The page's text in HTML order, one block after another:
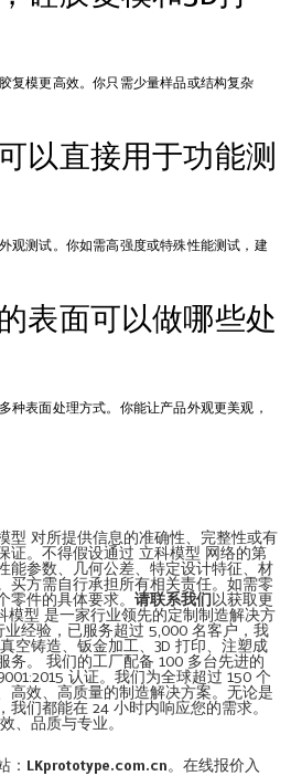
复模更高效。你只需少量样品或结构复杂
以直接用于功能测
观测试。你如需高强度或特殊性能测试，建
表面可以做哪些处
种表面处理方式。你能让产品外观更美观，
型 对所提供信息的准确性、完整性或有
证。不得假设通过 立科模型 网络的第
能参数、几何公差、特定设计特征、材
买方需自行承担所有相关责任。如需零
件的具体要求。 请联系我们以获取更
模型 是一家行业领先的定制制造解决方
经验，已服务超过 5,000 名客户，我
空铸造、钣金加工、3D 打印、注塑成
务。 我们的工厂配备 100 多台先进的
认证。我们为全球超过 150 个
高效、高质量的制造解决方案。无论是
们都能在 24 小时内响应您的需求。
、品质与专业。
： LKprototype.com.cn。在线报价入